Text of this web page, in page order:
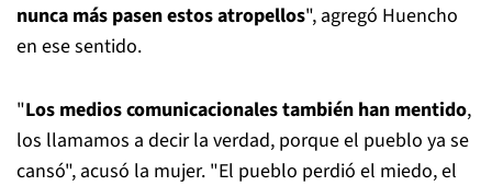
nunca más pasen estos atropellos", agregó Huencho
en ese sentido.
"Los medios comunicacionales también han mentido,
los llamamos a decir la verdad, porque el pueblo ya se
cansó", acusó la mujer. "El pueblo perdió el miedo, el